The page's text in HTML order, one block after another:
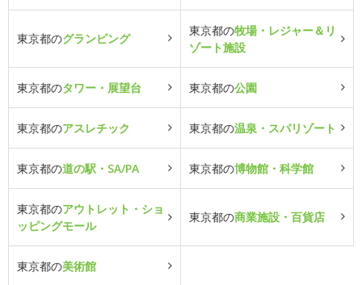
東京都のグランピング
東京都の牧場・レジャー＆リ
ゾート施設
東京都のタワー・展望台 東京都の公園
東京都のアスレチック 東京都の温泉・スパリゾート
東京都の道の駅・SA/PA 東京都の博物館・科学館
東京都のアウトレット・ショ
ッピングモール
東京都の商業施設・百貨店
東京都の美術館